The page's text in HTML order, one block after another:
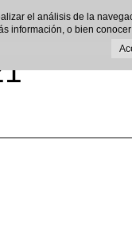
el análisis de la
información, o bien